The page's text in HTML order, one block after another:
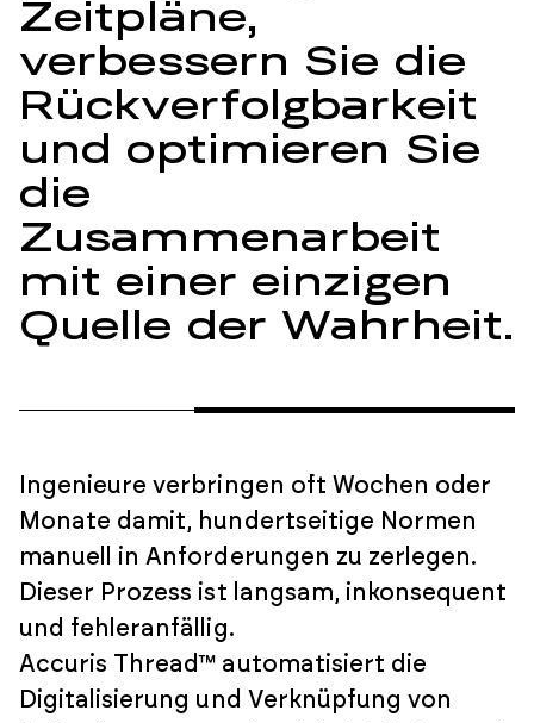
Zeitpläne,
verbessern Sie die
Rückverfolgbarkeit
und optimieren Sie
die
Zusammenarbeit
mit einer einzigen
Quelle der Wahrheit.
Ingenieure verbringen oft Wochen oder
Monate damit, hundertseitige Normen
manuell in Anforderungen zu zerlegen.
Dieser Prozess ist langsam, inkonsequent
und fehleranfällig.
Accuris Thread™ automatisiert die
Digitalisierung und Verknüpfung von